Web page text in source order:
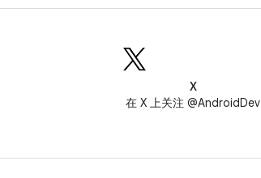
X
在 X 上关注 @AndroidDev